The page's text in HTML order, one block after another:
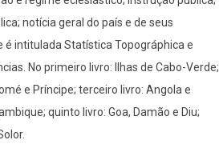
notícia geral do país e de seus
é intitulada Statística Topográphica e
No primeiro livro: Ilhas de Cabo-Verde;
e Príncipe; terceiro livro: Angola e
quinto livro: Goa, Damão e Diu;